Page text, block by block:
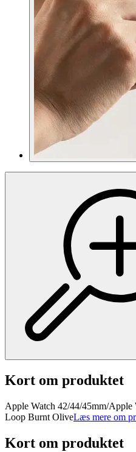
Kort om produktet
Apple Watch 42/44/45mm/
Loop Burnt OliveLæs mere om
Kort om produktet